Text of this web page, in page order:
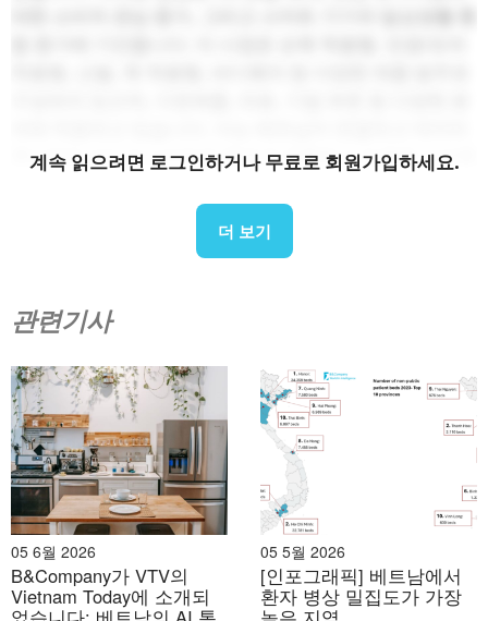
중심적인 라이프스타일로 빠르게 전환하고 있음을 보여줍
이, 삼성 등 해외 브랜드가 주도하고 있으며, 베트남 기업
들의 시장 점유율은 미미합니다. 주요 기술들은 첨단 헬스
센싱(심전도, 산소포화도(SpO₂), 낙상 감지), 정밀 GPS/다
중 대역 GNSS, AMOLED 디스플레이, 긴 배터리 수명, 그
리고 강력한 트레이닝 분석에 중점을 두고 있습니다. 브랜
드 리더십은 여전히 해외에 있지만, 애플 워치와 에어팟과
같은 기기의 제조 기지로서 베트남의 글로벌 공급망 내 역
할은 점차 커지고 있습니다.
– 가민:베트남 스마트워치 시장을 선도합니다.
율(2024년 기준 ≈32%, IDC)
프리미엄 피트니스 및 야외
계속 읽으려면 로그인하거나 무료로 회원가입하세요.
더 보기
관련기사
05 6월 2026
B&Company가 VTV의
Vietnam Today에 소개되
05 5월 2026
[인포그래픽] 베트남에서
환자 병상 밀집도가 가장